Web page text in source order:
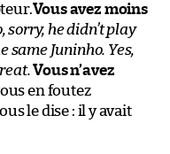
Vous avez moins
sorry, he didn’t play
same Juninho. Yes,
Vous n’avez
en foutez
le dise : il y avait